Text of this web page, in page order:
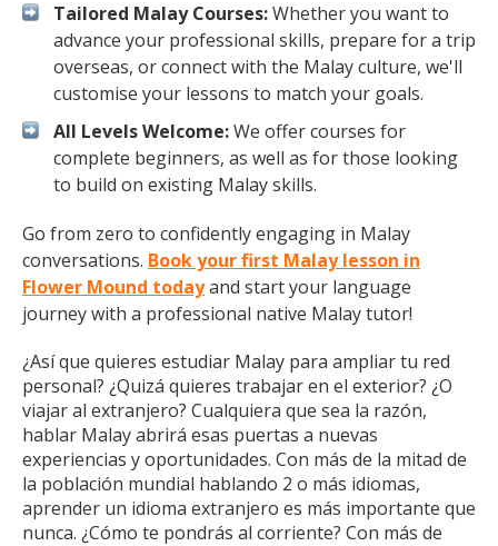
Tailored Malay Courses:Whether you want to
advance your professional skills, prepare for a trip
overseas, or connect with the Malay culture, we'll
customise your lessons to match your goals.
All Levels Welcome:We offer courses for
complete beginners, as well as for those looking
to build on existing Malay skills.
Go from zero to confidently engaging in Malay
conversations. Book your first Malay lesson in
Flower Mound todayand start your language
journey with a professional native Malay tutor!
¿Así que quieres estudiar Malay para ampliar tu red
personal? ¿Quizá quieres trabajar en el exterior? ¿O
viajar al extranjero? Cualquiera que sea la razón,
hablar Malay abrirá esas puertas a nuevas
experiencias y oportunidades. Con más de la mitad de
la población mundial hablando 2 o más idiomas,
aprender un idioma extranjero es más importante que
nunca. ¿Cómo te pondrás al corriente? Con más de